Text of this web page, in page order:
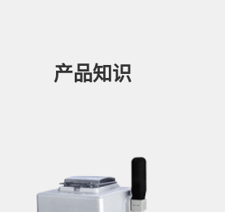
产品知识